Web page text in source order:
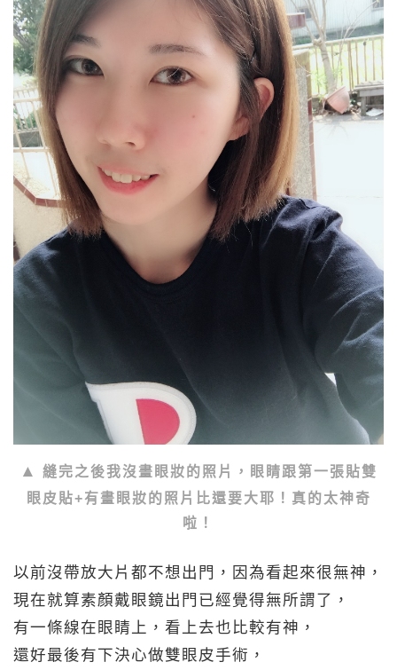
縫完之後我沒畫眼妝的照片，眼睛跟第一張貼雙
眼皮貼+有畫眼妝的照片比還要大耶！真的太神奇
啦！
以前沒帶放大片都不想出門，因為看起來很無神，
現在就算素顏戴眼鏡出門已經覺得無所謂了，
有一條線在眼睛上，看上去也比較有神，
還好最後有下決心做雙眼皮手術，